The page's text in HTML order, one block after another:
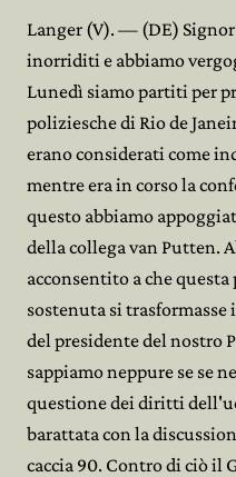
Langer (V). — (DE)
inorriditi e abbiamo
Lunedì siamo partiti per
poliziesche di Rio de
erano considerati come
mentre era in corso la
questo abbiamo
della collega van Putten.
acconsentito a che
sostenuta si
del presidente del nostro
sappiamo neppure se se
questione dei diritti
barattata con la
caccia 90. Contro di ciò il